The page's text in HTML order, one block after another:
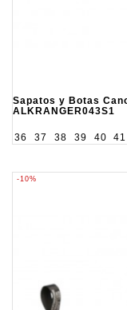
Sapatos y Botas
ALKRANGER043S1
36 37 38 39 40 41
-10%